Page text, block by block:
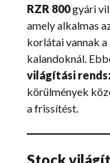
RZR 800gyári
amely alkalmas
korlátai vannak
kalandoknál.
világítási
körülmények
a frissítést.
Stock